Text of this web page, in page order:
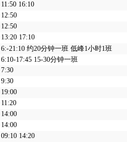
11:50 16:10
12:50
12:50
13:20 17:10
6:-21:10 约20分钟一班 低峰1小时1班
6:10-17:45 15-30分钟一班
7:30
9:30
19:00
11:20
14:00
14:00
09:10 14:20